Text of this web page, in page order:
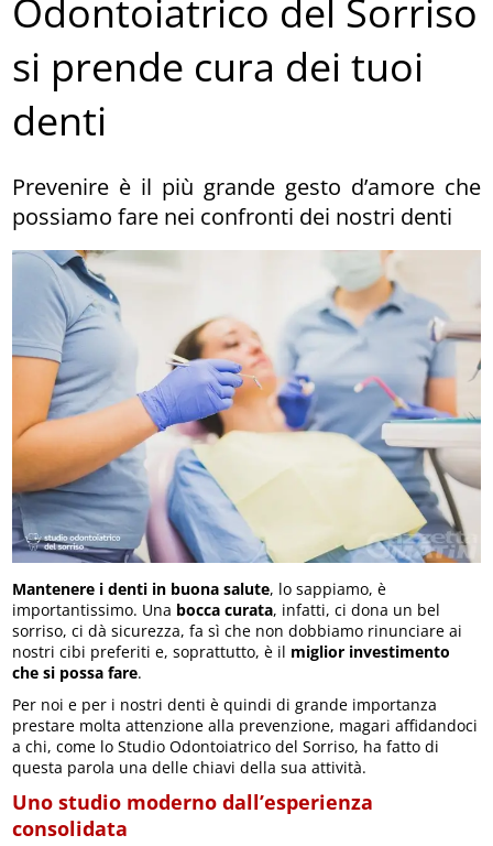
Odontoiatrico del Sorriso
si prende cura dei tuoi
denti
Prevenire è il più grande gesto d’amore che
possiamo fare nei confronti dei nostri denti
Mantenere i denti in buona salute, lo sappiamo, è
importantissimo. Una bocca curata, infatti, ci dona un bel
sorriso, ci dà sicurezza, fa sì che non dobbiamo rinunciare ai
nostri cibi preferiti e, soprattutto, è il miglior investimento
che si possa fare.
Per noi e per i nostri denti è quindi di grande importanza
prestare molta attenzione alla prevenzione, magari affidandoci
a chi, come lo Studio Odontoiatrico del Sorriso, ha fatto di
questa parola una delle chiavi della sua attività.
Uno studio moderno dall’esperienza
consolidata